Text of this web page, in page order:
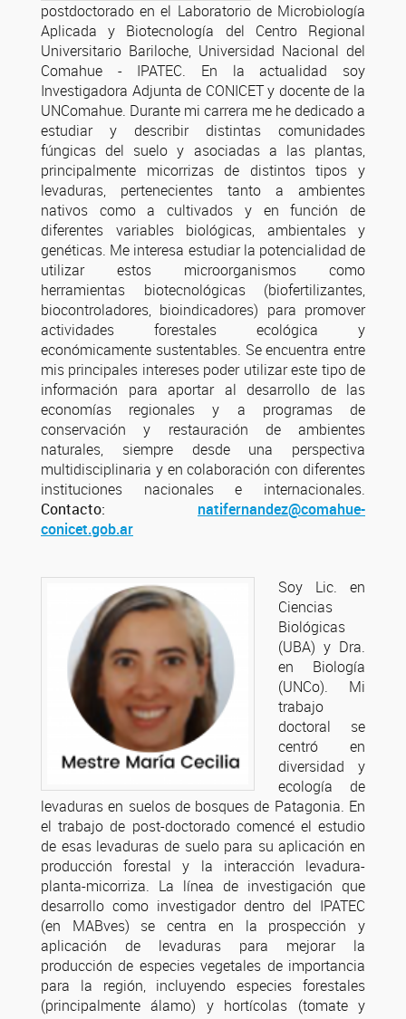
postdoctorado en el Laboratorio de Microbiología
Aplicada y Biotecnología del Centro Regional
Universitario Bariloche, Universidad Nacional del
Comahue - IPATEC. En la actualidad soy
Investigadora Adjunta de CONICET y docente de la
UNComahue. Durante mi carrera me he dedicado a
estudiar y describir distintas comunidades
fúngicas del suelo y asociadas a las plantas,
principalmente micorrizas de distintos tipos y
levaduras, pertenecientes tanto a ambientes
nativos como a cultivados y en función de
diferentes variables biológicas, ambientales y
genéticas. Me interesa estudiar la potencialidad de
utilizar estos microorganismos como
herramientas biotecnológicas (biofertilizantes,
biocontroladores, bioindicadores) para promover
actividades forestales ecológica y
económicamente sustentables. Se encuentra entre
mis principales intereses poder utilizar este tipo de
información para aportar al desarrollo de las
economías regionales y a programas de
conservación y restauración de ambientes
naturales, siempre desde una perspectiva
multidisciplinaria y en colaboración con diferentes
instituciones nacionales e internacionales.
Contacto: natifernandez@comahue-
conicet.gob.ar
Soy Lic. en
Ciencias
Biológicas
(UBA) y Dra.
en Biología
(UNCo). Mi
trabajo
doctoral se
centró en
diversidad y
ecología de
levaduras en suelos de bosques de Patagonia. En
el trabajo de post-doctorado comencé el estudio
de esas levaduras de suelo para su aplicación en
producción forestal y la interacción levadura-
planta-micorriza. La línea de investigación que
desarrollo como investigador dentro del IPATEC
(en MABves) se centra en la prospección y
aplicación de levaduras para mejorar la
producción de especies vegetales de importancia
para la región, incluyendo especies forestales
(principalmente álamo) y hortícolas (tomate y